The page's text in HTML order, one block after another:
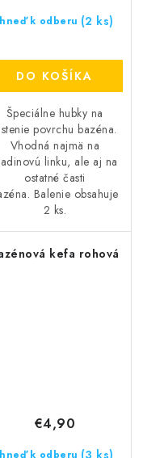
k odberu (2 ks)
DO KOŠÍKA
Špeciálne hubky na
povrchu bazéna.
Vhodná najmä na
linku, ale aj na
ostatné časti
Balenie obsahuje
2 ks.
kefa rohová
k odberu
€4,90